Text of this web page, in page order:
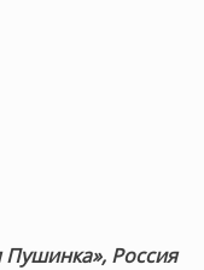
Россия